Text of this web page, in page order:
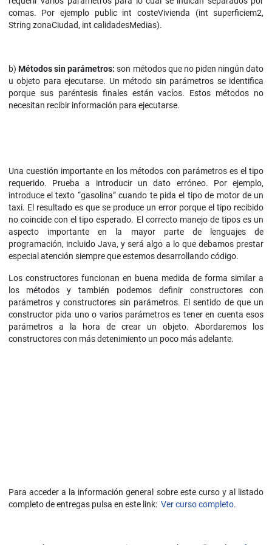
comas. Por ejemplo public int costeVivienda (int superficiem2,
String zonaCiudad, int calidadesMedias).
b) Métodos sin parámetros:son métodos que no piden ningún dato
u objeto para ejecutarse. Un método sin parámetros se identifica
porque sus paréntesis finales están vacíos. Estos métodos no
necesitan recibir información para ejecutarse.
Una cuestión importante en los métodos con parámetros es el tipo
requerido. Prueba a introducir un dato erróneo. Por ejemplo,
introduce el texto “gasolina” cuando te pida el tipo de motor de un
taxi. El resultado es que se produce un error porque el tipo recibido
no coincide con el tipo esperado. El correcto manejo de tipos es un
aspecto importante en la mayor parte de lenguajes de
programación, incluido Java, y será algo a lo que debamos prestar
especial atención siempre que estemos desarrollando código.
Los constructores funcionan en buena medida de forma similar a
los métodos y también podemos definir constructores con
parámetros y constructores sin parámetros. El sentido de que un
constructor pida uno o varios parámetros es tener en cuenta esos
parámetros a la hora de crear un objeto. Abordaremos los
constructores con más detenimiento un poco más adelante.
Para acceder a la información general sobre este curso y al listado
completo de entregas pulsa en este link: Ver curso completo.